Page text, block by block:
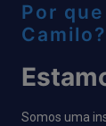
Por
Camilo?
Somos uma